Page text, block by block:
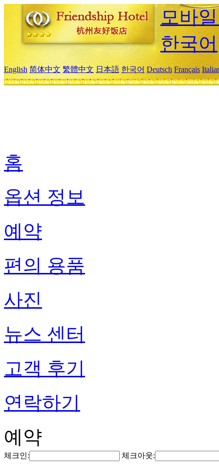
모바
한국어
English 简体中文 繁體中文 日本語 한국어 Deutsch Français
홈
옵션 정보
예약
편의 용품
사진
뉴스 센터
고객 후기
연락하기
예약
체크인: 체크아웃: